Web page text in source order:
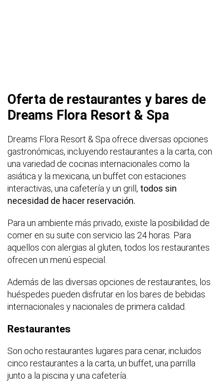
Oferta de restaurantes y bares de
Dreams Flora Resort & Spa
Dreams Flora Resort & Spa ofrece diversas opciones
gastronómicas, incluyendo restaurantes a la carta, con
una variedad de cocinas internacionales como la
asiática y la mexicana, un buffet con estaciones
interactivas, una cafetería y un grill, todos sin
necesidad de hacer reservación.
Para un ambiente más privado, existe la posibilidad de
comer en su suite con servicio las 24 horas. Para
aquellos con alergias al gluten, todos los restaurantes
ofrecen un menú especial.
Además de las diversas opciones de restaurantes, los
huéspedes pueden disfrutar en los bares de bebidas
internacionales y nacionales de primera calidad.
Restaurantes
Son ocho restaurantes lugares para cenar, incluidos
cinco restaurantes a la carta, un buffet, una parrilla
junto a la piscina y una cafetería.